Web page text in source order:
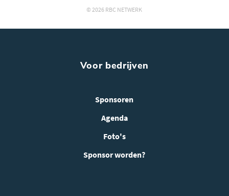
© 2026 RBC NETWERK
Voor bedrijven
Sponsoren
Agenda
Foto's
Sponsor worden?